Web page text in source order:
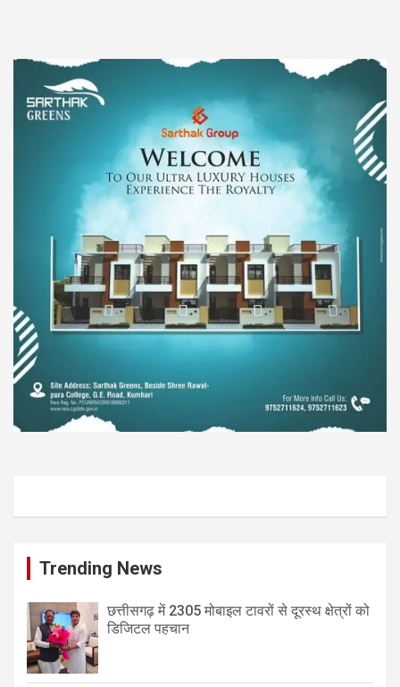
Trending News
छत्तीसगढ़ में 2305 मोबाइल टावरों से दूरस्थ क्षेत्रों को
डिजिटल पहचान